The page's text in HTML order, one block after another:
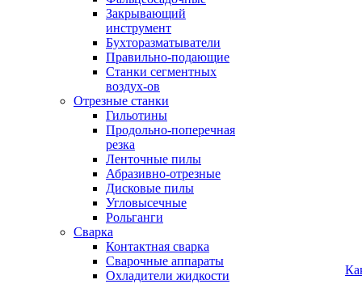
Закрывающий
инструмент
Бухторазматыватели
Правильно-подающие
Станки сегментных
воздух-ов
Отрезные станки
Гильотины
Продольно-поперечная
резка
Ленточные пилы
Абразивно-отрезные
Дисковые пилы
Угловысечные
Рольганги
Сварка
Контактная сварка
Сварочные аппараты
Охладители жидкости